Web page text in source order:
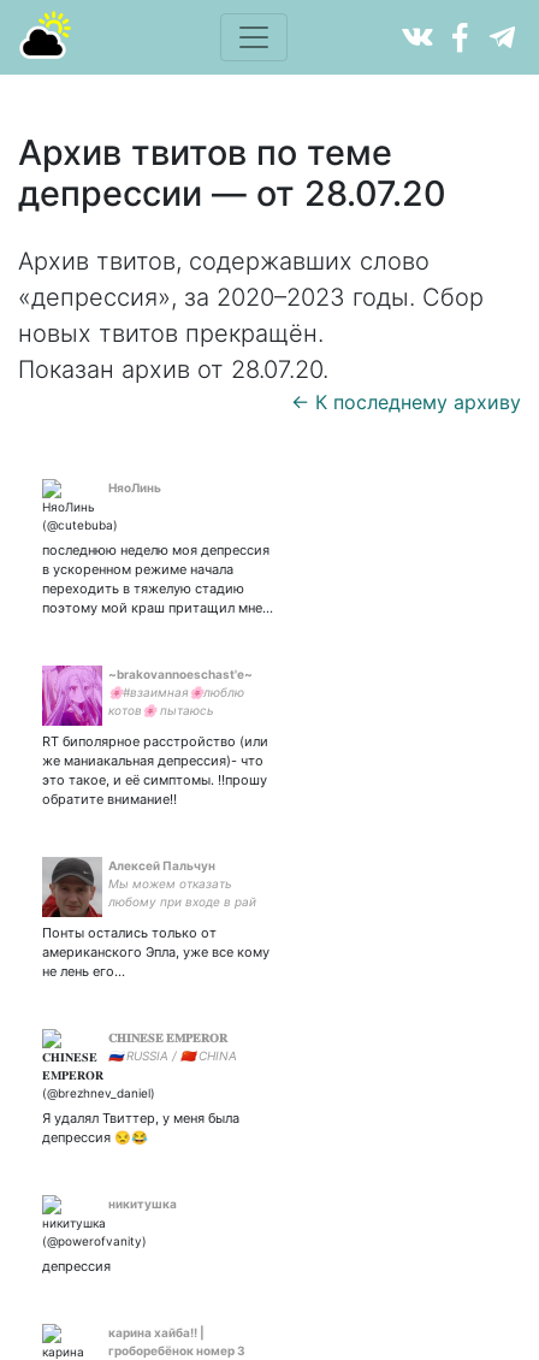
Архив твитов по теме
депрессии — от 28.07.20
Архив твитов, содержавших слово
«депрессия», за 2020–2023 годы. Сбор
новых твитов прекращён.
Показан архив от 28.07.20.
← К последнему архиву
НяоЛинь
последнюю неделю моя депрессия
в ускоренном режиме начала
переходить в тяжелую стадию
поэтому мой краш притащил мне…
~brakovannoeschast'e~
🌸#взаимная🌸люблю
котов🌸 пытаюсь
гитаре🌸 всегда рада
попить чай🌸 Оцениваю
себя на 4 кокодрила из 10
🌸дурачок🌸
RT биполярное расстройство (или
же маниакальная депрессия)- что
это такое, и её симптомы. ‼️прошу
обратите внимание‼️
Алексей Пальчун
Мы можем отказать
любому при входе в рай
Понты остались только от
американского Эпла, уже все кому
не лень его…
𝐂𝐇𝐈𝐍𝐄𝐒𝐄 𝐄𝐌𝐏𝐄𝐑𝐎𝐑
🇷🇺 RUSSIA / 🇨🇳 CHINA
Я удалял Твиттер, у меня была
депрессия 😒😂
никитушка
депрессия
карина хайба!! |
гроборебёнок номер 3